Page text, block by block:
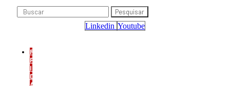
Pesquisar
Linkedin Youtube
REFRIGERAÇÃO
PARA
INDÚSTRIA
DE